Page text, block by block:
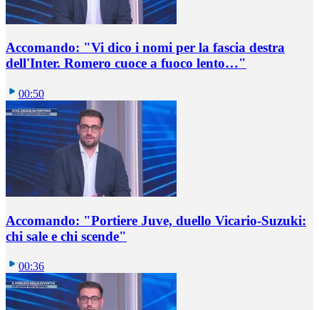
Accomando: "Vi dico i nomi per la fascia destra
dell'Inter. Romero cuoce a fuoco lento…"
00:50
Accomando: "Portiere Juve, duello Vicario-Suzuki:
chi sale e chi scende"
00:36